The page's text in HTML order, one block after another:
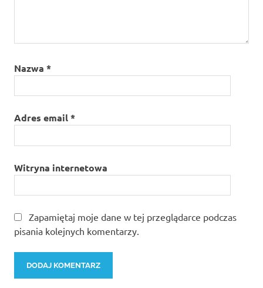
Nazwa *
Adres email*
Witryna internetowa
Zapamiętaj moje dane w tej przeglądarce podczas
pisania kolejnych komentarzy.